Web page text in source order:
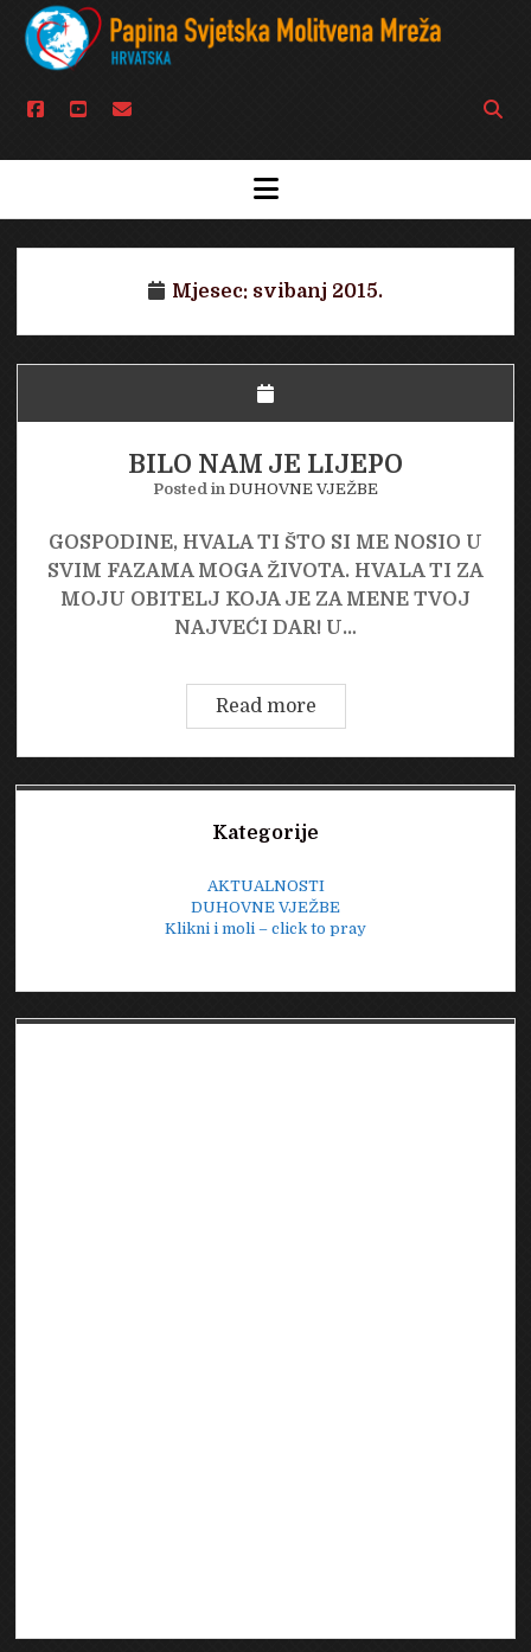
facebook
youtubeemail
Open
bar
open
menu
Mjesec: svibanj 2015.
BILO NAM JE LIJEPO
Posted in DUHOVNE VJEŽBE
GOSPODINE, HVALA TI ŠTO SI ME NOSIO U
SVIM FAZAMA MOGA ŽIVOTA. HVALA TI ZA
MOJU OBITELJ KOJA JE ZA MENE TVOJ
NAJVEĆI DAR! U…
Read moreBILO
NAM
JE
LIJEPO
Kategorije
AKTUALNOSTI
DUHOVNE VJEŽBE
Klikni i moli – click to pray